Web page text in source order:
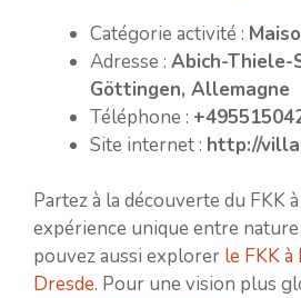
Catégorie activité :
Adresse : Abich-Thiele-
Göttingen, Allemagne
Téléphone :
Site internet : http://
Partez à la découverte du FKK
expérience unique entre
pouvez aussi explorer le FKK
Dresde. Pour une vision plus